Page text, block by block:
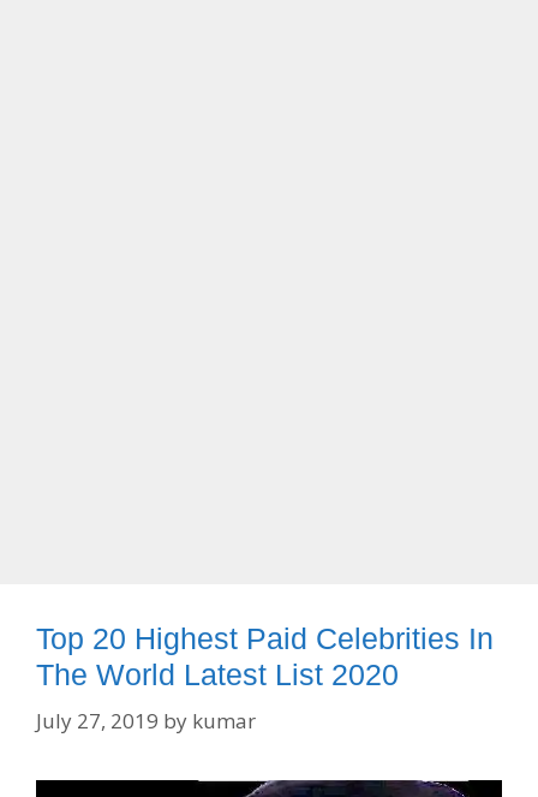
Top 20 Highest Paid Celebrities In
The World Latest List 2020
July 27, 2019 by kumar